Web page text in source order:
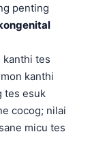
penting
kanthi tes
kanthi
tes esuk
cocog; nilai
micu tes